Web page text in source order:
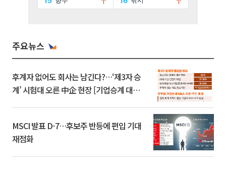
주요뉴스
후계자 없어도 회사는 남긴다?…‘제3자 승
계’ 시험대 오른 中企 현장 [기업승계 대전
MSCI 발표 D-7…후보주 반등에 편입 기대
재점화